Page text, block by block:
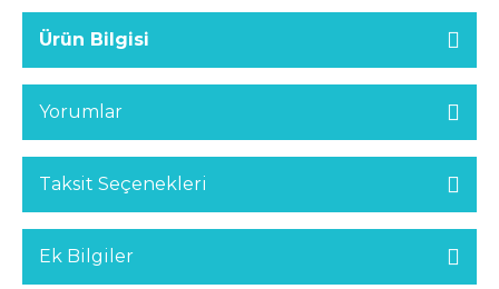
Ürün Bilgisi
Yorumlar
Taksit Seçenekleri
Ek Bilgiler